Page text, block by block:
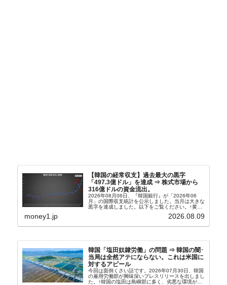
【韓国の経常収支】過去最大の黒字
「497.3億ドル」を達成 ⇒ 株式市場から
316億ドルの資金流出。
2026年08月06日、『韓国銀行』が「2026年06
月」の国際収支統計を公示しました。当月は大きな
黒字を達成しました。以下をご覧ください。↑黄色
の経常収支です。2026年06月貿易収支：4...
money1.jp 2026.08.09
韓国「塩田奴隷労働」の問題 ⇒ 韓国の闇･
当局は全然アテにならない。これは米国に
対するアピール
今回は面倒くさい話です。2026年07月30日、韓国
の雇用労働部が興味深いプレスリリースを出しまし
た。↑韓国の塩田は島嶼部に多く、劣悪な環境が一